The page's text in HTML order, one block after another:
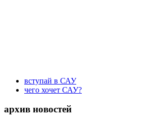
вступай в САУ
чего хочет САУ?
архив новостей